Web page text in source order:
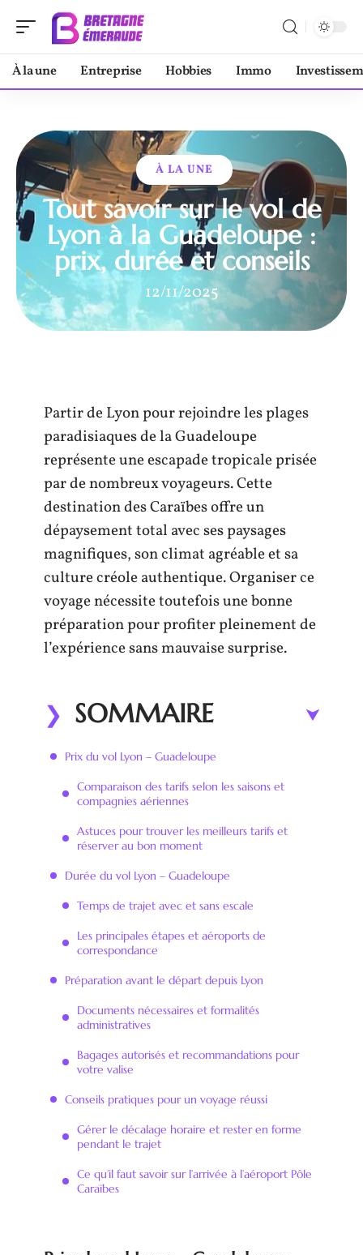
À la une Entreprise Hobbies Immo
À LA UNE
Tout savoir sur le vol de
Lyon à la Guadeloupe :
prix, durée et conseils
12/11/2025
Partir de Lyon pour rejoindre les plages
paradisiaques de la Guadeloupe
représente une escapade tropicale prisée
par de nombreux voyageurs. Cette
destination des Caraïbes offre un
dépaysement total avec ses paysages
magnifiques, son climat agréable et sa
culture créole authentique. Organiser ce
voyage nécessite toutefois une bonne
préparation pour profiter pleinement de
l’expérience sans mauvaise surprise.
SOMMAIRE
Prix du vol Lyon – Guadeloupe
Comparaison des tarifs selon les saisons et
compagnies aériennes
Astuces pour trouver les meilleurs tarifs et
réserver au bon moment
Durée du vol Lyon – Guadeloupe
Temps de trajet avec et sans escale
Les principales étapes et aéroports de
correspondance
Préparation avant le départ depuis Lyon
Documents nécessaires et formalités
administratives
Bagages autorisés et recommandations pour
votre valise
Conseils pratiques pour un voyage réussi
Gérer le décalage horaire et rester en forme
pendant le trajet
Ce qu’il faut savoir sur l’arrivée à l’aéroport Pôle
Caraïbes